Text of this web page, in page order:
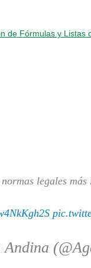
de Fórmulas y
normas legales